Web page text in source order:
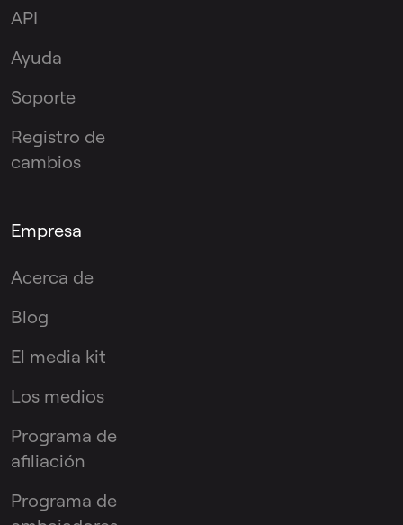
API
Ayuda
Soporte
Registro de
cambios
Empresa
Acerca de
Blog
El media kit
Los medios
Programa de
afiliación
Programa de